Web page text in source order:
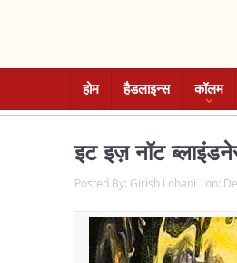
होम हैडलाइन्स कॉलम
इट इज़ नॉट
Posted By: Girish Lohani on: